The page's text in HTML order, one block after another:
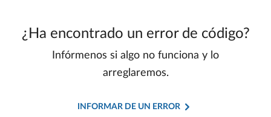
¿Ha encontrado un error de código?
Infórmenos si algo no funciona y lo
arreglaremos.
INFORMAR DE UN ERROR